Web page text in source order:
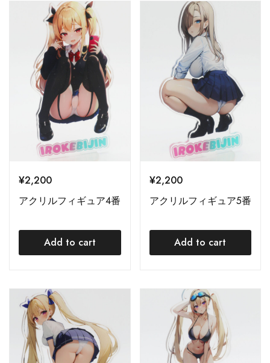
¥2,200
アクリルフィギュア4番
Add to cart
¥2,200
アクリルフィギュア5番
Add to cart